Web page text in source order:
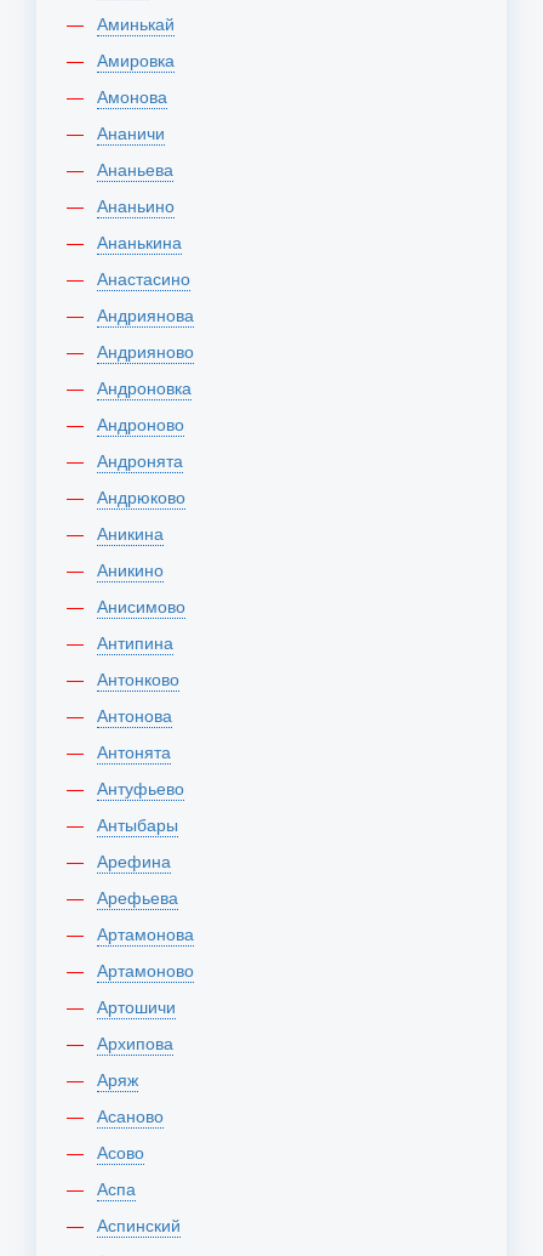
Аминькай
Амировка
Амонова
Ананичи
Ананьева
Ананьино
Ананькина
Анастасино
Андриянова
Андрияново
Андроновка
Андроново
Андронята
Андрюково
Аникина
Аникино
Анисимово
Антипина
Антонково
Антонова
Антонята
Антуфьево
Антыбары
Арефина
Арефьева
Артамонова
Артамоново
Артошичи
Архипова
Аряж
Асаново
Асово
Аспа
Аспинский